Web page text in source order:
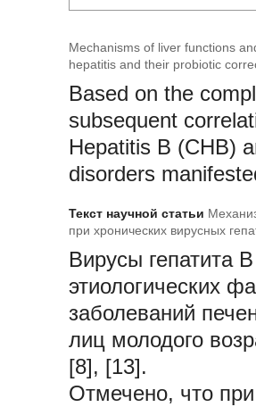
Mechanisms of liver functions
hepatitis and their probiotic
Based on the
subsequent
Hepatitis В (CHB)
disorders
Текст научной статьи
при хронических вирусных
Вирусы гепатита
этиологических
заболеваний
лиц молодого
[8], [13].
Отмечено, что